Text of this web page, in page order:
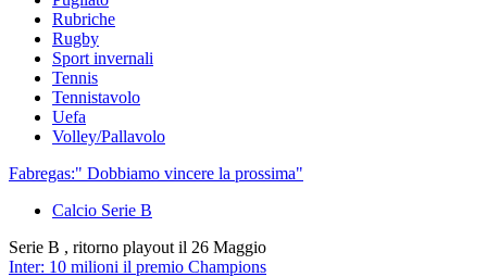
Rubriche
Rugby
Sport invernali
Tennis
Tennistavolo
Uefa
Volley/Pallavolo
Fabregas:" Dobbiamo vincere la prossima"
Calcio Serie B
Serie B , ritorno playout il 26 Maggio
Inter: 10 milioni il premio Champions